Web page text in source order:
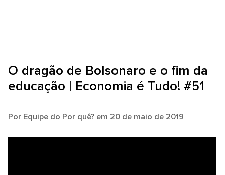
O dragão de Bolsonaro e o fim da
educação | Economia é Tudo! #51
Por Equipe do Por quê? em 20 de maio de 2019